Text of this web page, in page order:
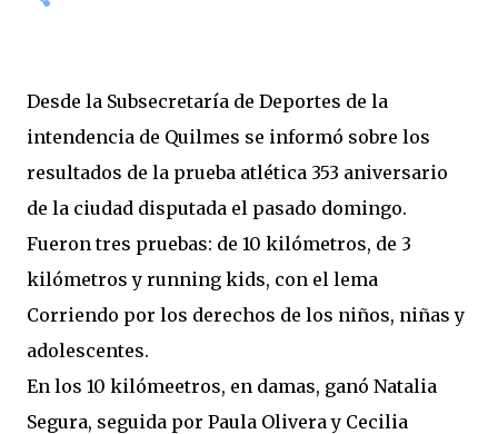
Desde la Subsecretaría de Deportes de la
intendencia de Quilmes se informó sobre los
resultados de la prueba atlética 353 aniversario
de la ciudad disputada el pasado domingo.
Fueron tres pruebas: de 10 kilómetros, de 3
kilómetros y running kids, con el lema
Corriendo por los derechos de los niños, niñas y
adolescentes.
En los 10 kilómeetros, en damas, ganó Natalia
Segura, seguida por Paula Olivera y Cecilia